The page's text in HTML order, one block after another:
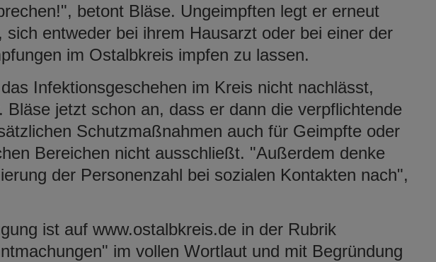
betont Bläse. Ungeimpften legt er erneut
sich entweder bei ihrem Hausarzt oder bei einer der
im Ostalbkreis impfen zu lassen.
Infektionsgeschehen im Kreis nicht nachlässt,
Bläse jetzt schon an, dass er dann die verpflichtende
Schutzmaßnahmen auch für Geimpfte oder
Bereichen nicht ausschließt. "Außerdem denke
der Personenzahl bei sozialen Kontakten nach",
ist auf www.ostalbkreis.de in der Rubrik
im vollen Wortlaut und mit Begründung